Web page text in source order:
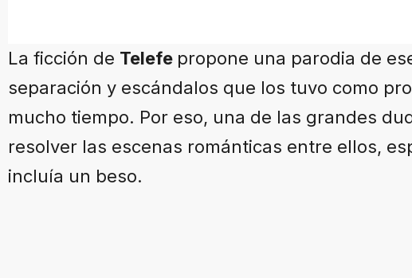
La ficción de Telefe propone una parodia de
separación y escándalos que los tuvo como
mucho tiempo. Por eso, una de las grandes
resolver las escenas románticas entre ellos,
incluía un beso.